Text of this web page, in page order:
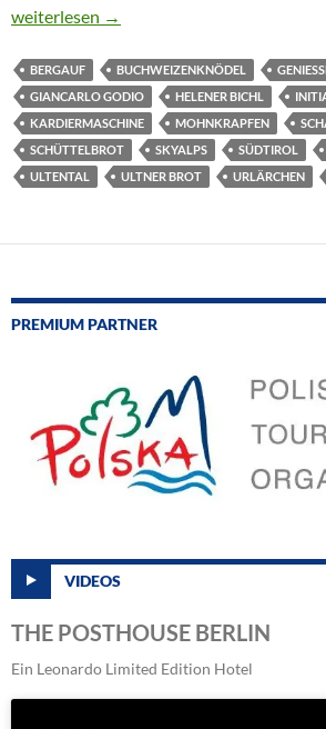
SÜDTIROLER HERZLICHKEIT TRIFFT
weiterlesen →
BERGAUF BUCHWEIZENKNÖDEL
GIANCARLO GODIO
HELENER BICHL
KARDIERMASCHINE
MOHNKRAPFEN
SCHÜTTELBROT
SKYALPS SÜDTIROL
ULTENTAL
ULTNER BROT URLÄRCHEN
PREMIUM PARTNER
VIDEOS
THE POSTHOUSE BERLIN
Ein Leonardo Limited Edition Hotel